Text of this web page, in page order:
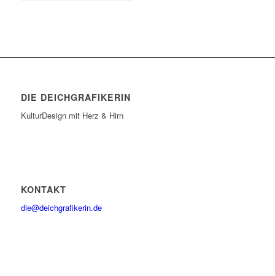
DIE DEICHGRAFIKERIN
KulturDesign mit Herz & Hirn
KONTAKT
die@deichgrafikerin.de